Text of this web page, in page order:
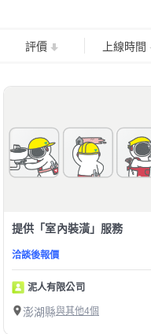
評價 上線時間
提供「室內裝潢」服務
洽談後報價
泥人有限公司
澎湖縣與其他4個